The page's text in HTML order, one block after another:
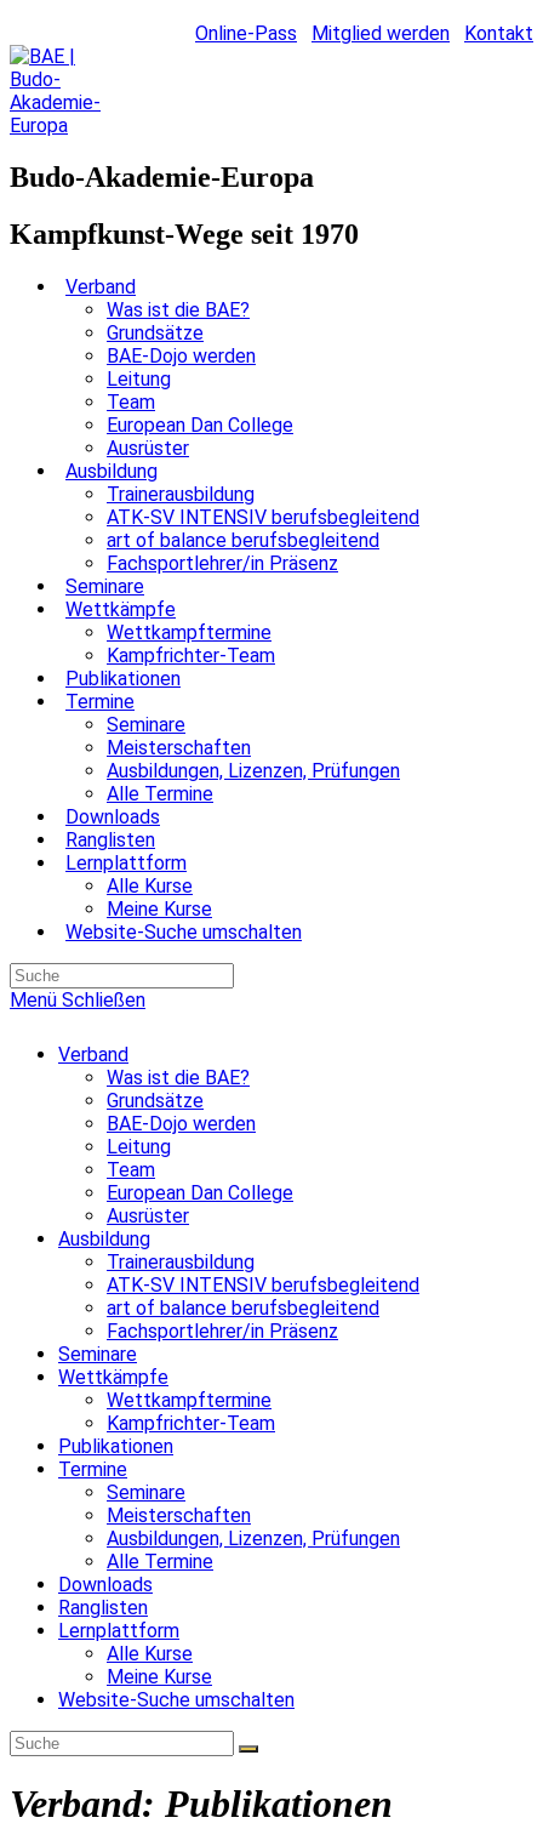
Online-Pass Mitglied werden Kontakt
Budo-Akademie-Europa
Kampfkunst-Wege seit 1970
Verband
Was ist die BAE?
Grundsätze
BAE-Dojo werden
Leitung
Team
European Dan College
Ausrüster
Ausbildung
Trainerausbildung
ATK-SV INTENSIV berufsbegleitend
art of balance berufsbegleitend
Fachsportlehrer/in Präsenz
Seminare
Wettkämpfe
Wettkampftermine
Kampfrichter-Team
Publikationen
Termine
Seminare
Meisterschaften
Ausbildungen, Lizenzen, Prüfungen
Alle Termine
Downloads
Ranglisten
Lernplattform
Alle Kurse
Meine Kurse
Website-Suche umschalten
Menü Schließen
Verband
Was ist die BAE?
Grundsätze
BAE-Dojo werden
Leitung
Team
European Dan College
Ausrüster
Ausbildung
Trainerausbildung
ATK-SV INTENSIV berufsbegleitend
art of balance berufsbegleitend
Fachsportlehrer/in Präsenz
Seminare
Wettkämpfe
Wettkampftermine
Kampfrichter-Team
Publikationen
Termine
Seminare
Meisterschaften
Ausbildungen, Lizenzen, Prüfungen
Alle Termine
Downloads
Ranglisten
Lernplattform
Alle Kurse
Meine Kurse
Website-Suche umschalten
Verband: Publikationen